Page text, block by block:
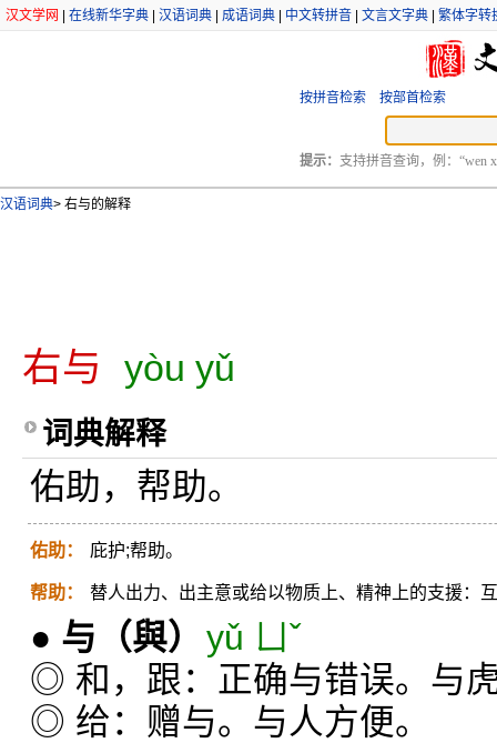
汉文学网 在线新华字典 汉语词典 成语词典 中文转拼音 文言文字典 繁体字转
按拼音检索 按部首检索
提示： 支持拼音查询，例：“wen
汉语词典> 右与的解释
右与 yòu yǔ
词典解释
佑助，帮助。
佑助： 庇护;帮助。
帮助： 替人出力、出主意或给以物质上、精神上的支援：
● 与 （與） yǔ ㄩˇ
◎ 和，跟：正确与错误。与
◎ 给：赠与。与人方便。